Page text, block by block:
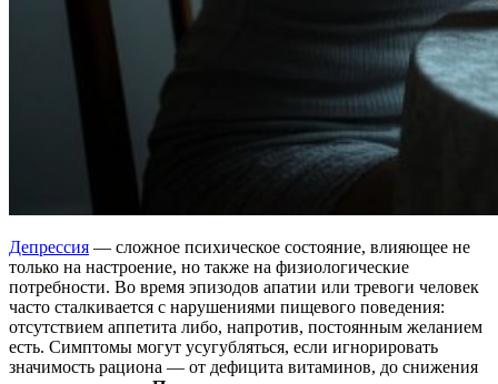
Депрессия — сложное психическое состояние, влияющее не
только на настроение, но также на физиологические
потребности. Во время эпизодов апатии или тревоги человек
часто сталкивается с нарушениями пищевого поведения:
отсутствием аппетита либо, напротив, постоянным желанием
есть. Симптомы могут усугубляться, если игнорировать
значимость рациона — от дефицита витаминов, до снижения